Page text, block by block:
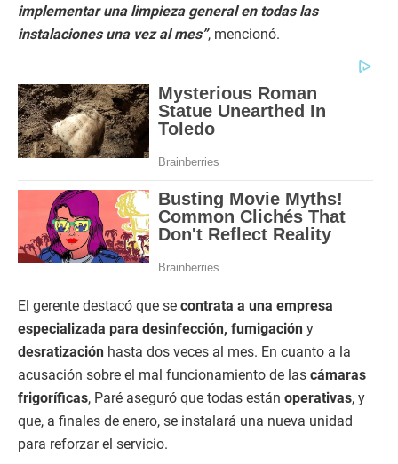
implementar una limpieza general en todas las
instalaciones una vez al mes”, mencionó.
El gerente destacó que se contrata a una empresa
especializada para desinfección, fumigación y
desratización hasta dos veces al mes. En cuanto a la
acusación sobre el mal funcionamiento de las cámaras
frigoríficas, Paré aseguró que todas están operativas, y
que, a finales de enero, se instalará una nueva unidad
para reforzar el servicio.